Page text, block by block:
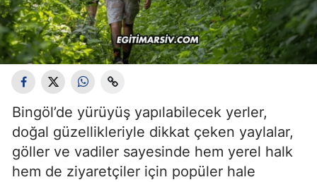
Bingöl’de yürüyüş yapılabilecek yerler,
doğal güzellikleriyle dikkat çeken yaylalar,
göller ve vadiler sayesinde hem yerel halk
hem de ziyaretçiler için popüler hale